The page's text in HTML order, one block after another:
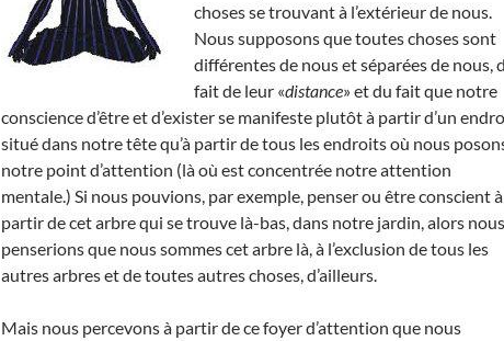
choses se trouvant à l’extérieur de nous.
Nous supposons que toutes choses sont
différentes de nous et séparées de nous,
fait de leur «distance» et du fait que notre
conscience d’être et d’exister se manifeste plutôt à partir d’un
situé dans notre tête qu’à partir de tous les endroits où nous
notre point d’attention (là où est concentrée notre attention
mentale.) Si nous pouvions, par exemple, penser ou être conscient à
partir de cet arbre qui se trouve là-bas, dans notre jardin, alors nous
penserions que nous sommes cet arbre là, à l’exclusion de tous les
autres arbres et de toutes autres choses, d’ailleurs.
Mais nous percevons à partir de ce foyer d’attention que nous